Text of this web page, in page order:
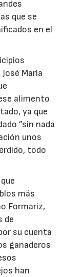
que se
en el
María
alimento
ya que
”sin nada
unos
todo
más
Formariz,
de
su cuenta
ganaderos
han